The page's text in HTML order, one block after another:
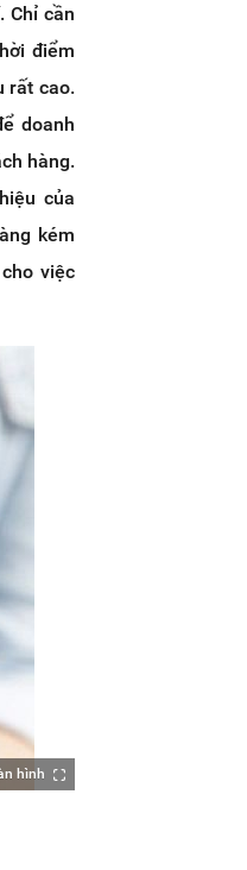
Chỉ cần
điểm
rất cao.
doanh
hàng.
của
kém
việc
hình